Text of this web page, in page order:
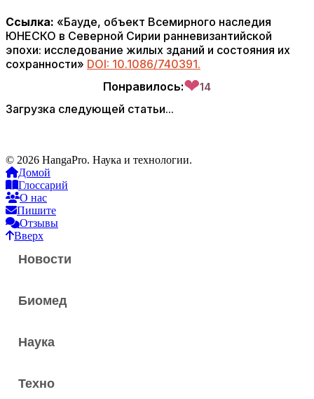
Ссылка: «Бауде, объект Всемирного наследия
ЮНЕСКО в Северной Сирии ранневизантийской
эпохи: исследование жилых зданий и состояния их
сохранности» DOI: 10.1086/740391.
Понравилось:❤14
Загрузка следующей статьи...
© 2026 HangaPro. Наука и технологии.
Домой
Глоссарий
О нас
Пишите
Отзывы
Вверх
Новости
Биомед
Наука
Техно